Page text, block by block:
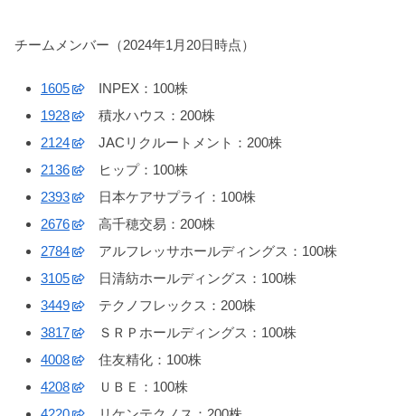
チームメンバー（2024年1月20日時点）
1605
INPEX：100株
1928
積水ハウス：200株
2124
JACリクルートメント：200株
2136
ヒップ：100株
2393
日本ケアサプライ：100株
2676
高千穂交易：200株
2784
アルフレッサホールディングス：100株
3105
日清紡ホールディングス：100株
3449
テクノフレックス：200株
3817
ＳＲＰホールディングス：100株
4008
住友精化：100株
4208
ＵＢＥ：100株